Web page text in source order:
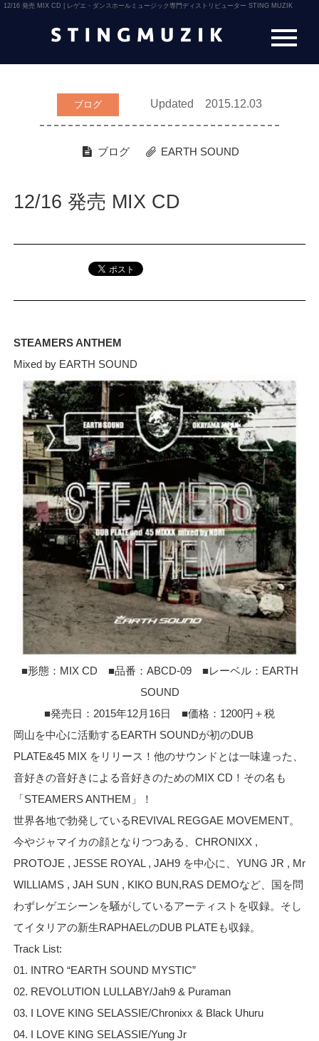
12/16 発売 MIX CD | レゲエ・ダンスホールミュージック専門ディストリビューター STING MUZIK
ブログ Updated 2015.12.03
ブログ EARTH SOUND
12/16 発売 MIX CD
STEAMERS ANTHEM
Mixed by EARTH SOUND
■形態：MIX CD ■品番：ABCD-09 ■レーベル：EARTH
SOUND
■発売日：2015年12月16日 ■価格：1200円＋税
岡山を中心に活動するEARTH SOUNDが初のDUB
PLATE&45 MIX をリリース！他のサウンドとは一味違った、
音好きの音好きによる音好きのためのMIX CD！その名も
「STEAMERS ANTHEM」！
世界各地で勃発しているREVIVAL REGGAE MOVEMENT。
今やジャマイカの顔となりつつある、CHRONIXX ,
PROTOJE , JESSE ROYAL , JAH9 を中心に、YUNG JR , Mr
WILLIAMS , JAH SUN , KIKO BUN,RAS DEMOなど、国を問
わずレゲエシーンを騒がしているアーティストを収録。そし
てイタリアの新生RAPHAELのDUB PLATEも収録。
Track List:
01. INTRO “EARTH SOUND MYSTIC”
02. REVOLUTION LULLABY/Jah9 & Puraman
03. I LOVE KING SELASSIE/Chronixx & Black Uhuru
04. I LOVE KING SELASSIE/Yung Jr